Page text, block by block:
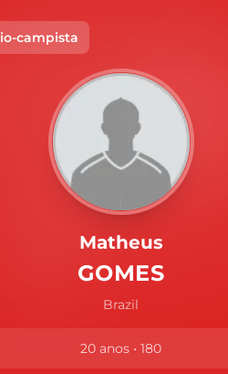
campista
Matheus
GOMES
Brazil
20 anos • 180